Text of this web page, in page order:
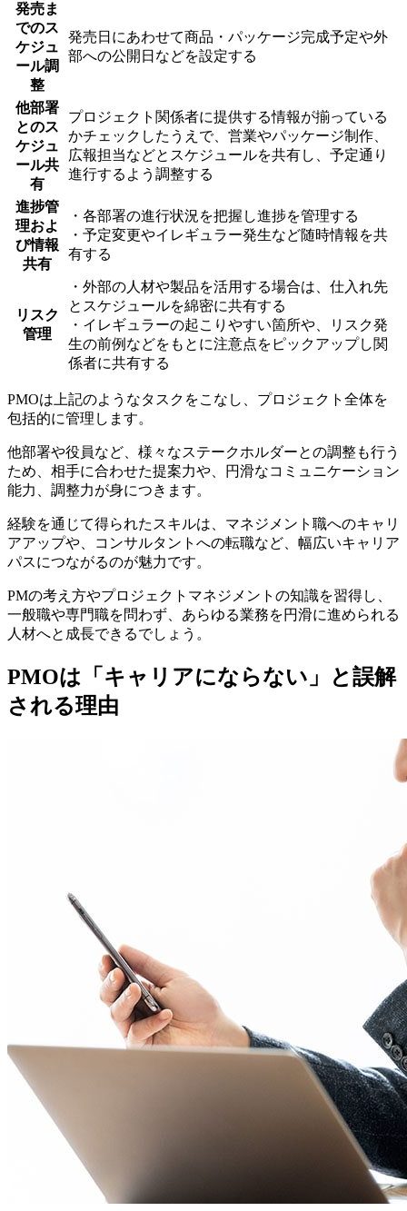
発売ま
でのス
ケジュ
ール調
整
発売日にあわせて商品・パッケージ完成予定や外
部への公開日などを設定する
他部署
とのス
ケジュ
ール共
有
プロジェクト関係者に提供する情報が揃っている
かチェックしたうえで、営業やパッケージ制作、
広報担当などとスケジュールを共有し、予定通り
進行するよう調整する
進捗管
理およ
び情報
共有
・各部署の進行状況を把握し進捗を管理する
・予定変更やイレギュラー発生など随時情報を共
有する
リスク
管理
・外部の人材や製品を活用する場合は、仕入れ先
とスケジュールを綿密に共有する
・イレギュラーの起こりやすい箇所や、リスク発
生の前例などをもとに注意点をピックアップし関
係者に共有する
PMOは上記のようなタスクをこなし、プロジェクト全体を
包括的に管理します。
他部署や役員など、様々なステークホルダーとの調整も行う
ため、相手に合わせた提案力や、円滑なコミュニケーション
能力 、 調整力が身につきます。
経験を通じて得られたスキルは、マネジメント職へのキャリ
アアップや、コンサルタントへの転職など、幅広いキャリア
パスにつながるのが魅力です。
PMの考え方やプロジェクトマネジメントの知識を習得し、
一般職や専門職を問わず、あらゆる業務を円滑に進められる
人材へと成長できるでしょう。
PMOは「キャリアにならない」と誤解
される理由